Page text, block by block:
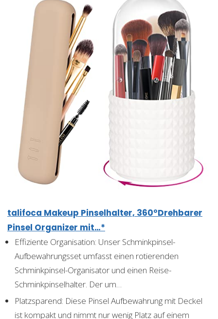
talifoca Makeup Pinselhalter, 360°Drehbarer
Pinsel Organizer mit…*
Effiziente Organisation: Unser Schminkpinsel-
Aufbewahrungsset umfasst einen rotierenden
Schminkpinsel-Organisator und einen Reise-
Schminkpinselhalter. Der um…
Platzsparend: Diese Pinsel Aufbewahrung mit Deckel
ist kompakt und nimmt nur wenig Platz auf einem